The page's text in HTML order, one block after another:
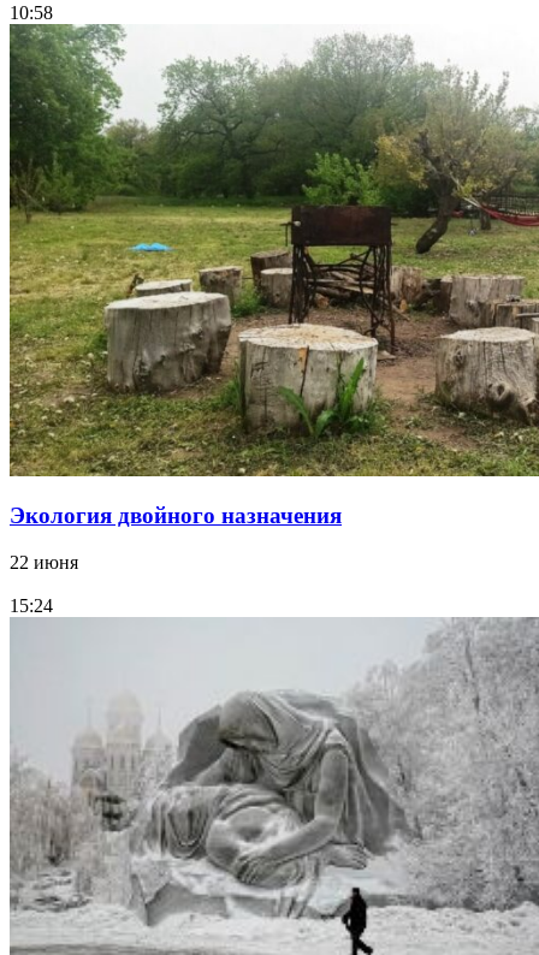
10:58
Экология двойного назначения
22 июня
15:24